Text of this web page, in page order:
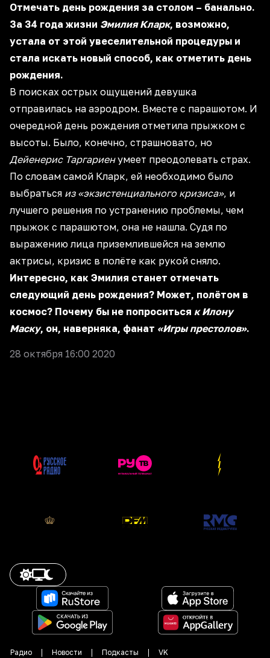
Отмечать день рождения за столом – банально.
За 34 года жизни Эмилия Кларк, возможно,
устала от этой увеселительной процедуры и
стала искать новый способ, как отметить день
рождения.
В поисках острых ощущений девушка
отправилась на аэродром. Вместе с парашютом. И
очередной день рождения отметила прыжком с
высоты. Было, конечно, страшновато, но
Дейенерис Таргариенумеет преодолевать страх.
По словам самой Кларк, ей необходимо было
выбраться из «экзистенциального кризиса», и
лучшего решения по устранению проблемы, чем
прыжок с парашютом, она не нашла. Судя по
выражению лица приземлившейся на землю
актрисы, кризис в полёте как рукой сняло.
Интересно, как Эмилия станет отмечать
следующий день рождения? Может, полётом в
космос? Почему бы не попроситься к Илону
Маску, он, наверняка, фанат «Игры престолов».
28 октября 16:00 2020
Радио Новости Подкасты VK